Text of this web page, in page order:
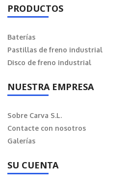
PRODUCTOS
Baterías
Pastillas de freno industrial
Disco de freno industrial
NUESTRA EMPRESA
Sobre Carva S.L.
Contacte con nosotros
Galerías
SU CUENTA